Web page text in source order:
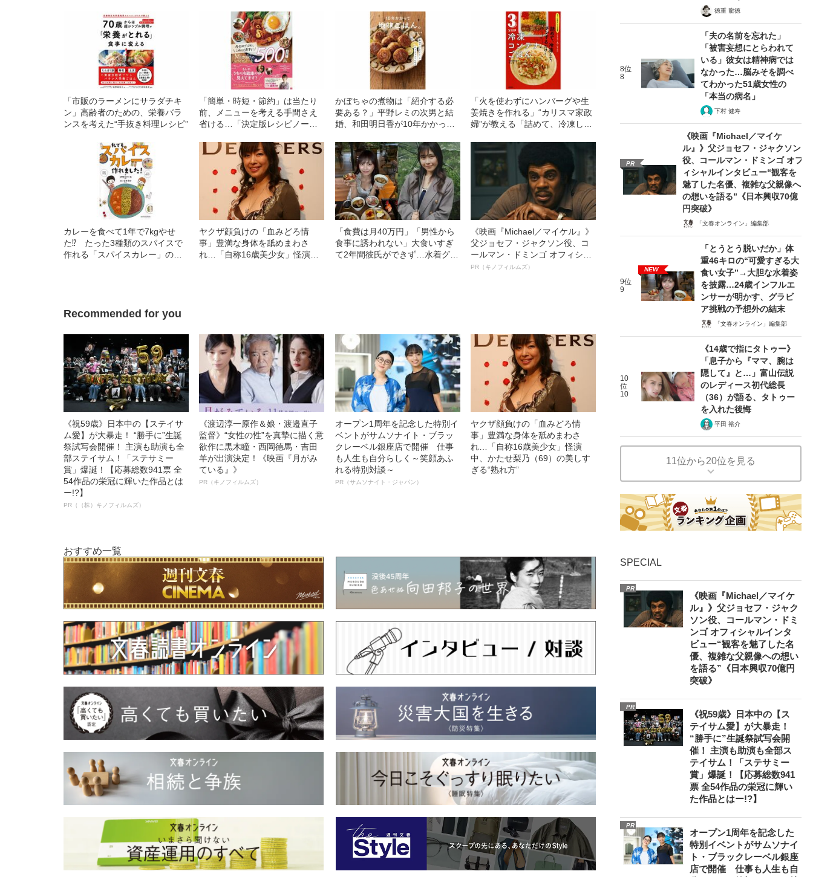
「市販のラーメンにサラダチキ
ン」高齢者のための、栄養バラ
ンスを考えた“手抜き料理レシピ”
「簡単・時短・節約」は当たり
前、メニューを考える手間さえ
省ける…「決定版レシピノー
かぼちゃの煮物は「紹介する必
要ある？」平野レミの次男と結
婚、和田明日香が10年かかって
「火を使わずにハンバーグや生
姜焼きを作れる」“カリスマ家政
婦”が教える「詰めて、冷凍し
カレーを食べて1年で7kgやせ
た⁉︎ たった3種類のスパイスで
作れる「スパイスカレー」のす
ヤクザ顔負けの「血みどろ情
事」豊満な身体を舐めまわさ
れ…「自称16歳美少女」怪演
「食費は月40万円」「男性から
食事に誘われない」大食いすぎ
て2年間彼氏ができず…水着グラ
《映画『Michael／マイケル』》
父ジョセフ・ジャクソン役、コ
ールマン・ドミンゴ オフィシャ
ルインタビュー“観客を魅了した
PR（キノフィルムズ）
Recommended for you
《祝59歳》日本中の【ステイサ
ム愛】が大暴走！ “勝手に”生誕
祭試写会開催！ 主演も助演も全
部ステイサム！「ステサミー
賞」爆誕！【応募総数941票 全
54作品の栄冠に輝いた作品とは
ー!?】
PR（（株）キノフィルムズ）
《渡辺淳一原作＆娘・渡邉直子
監督》“女性の性”を真摯に描く意
欲作に黒木瞳・西岡德馬・吉田
羊が出演決定！《映画『月がみ
ている』》
PR（キノフィルムズ）
オープン1周年を記念した特別イ
ベントがサムソナイト・ブラッ
クレーベル銀座店で開催 仕事
も人生も自分らしく～笑顔あふ
れる特別対談～
PR（サムソナイト・ジャパン）
ヤクザ顔負けの「血みどろ情
事」豊満な身体を舐めまわさ
れ…「自称16歳美少女」怪演
中、かたせ梨乃（69）の美しす
ぎる“熟れ方”
おすすめ一覧
徳重 龍徳
8位
8
「夫の名前を忘れた」
「被害妄想にとらわれて
いる」彼女は精神病では
なかった…脳みそを調べ
てわかった51歳女性の
「本当の病名」
下村 健寿
PR
《映画『Michael／マイケ
ル』》父ジョセフ・ジャクソン
役、コールマン・ドミンゴ オフ
ィシャルインタビュー“観客を
魅了した名優、複雑な父親像へ
の想いを語る”《日本興収70億
円突破》
「文春オンライン」編集部
9位
9
NEW
「とうとう脱いだか」体
重46キロの“可愛すぎる大
食い女子”→大胆な水着姿
を披露…24歳インフルエ
ンサーが明かす、グラビ
ア挑戦の予想外の結末
「文春オンライン」編集部
10
位
10
《14歳で指にタトゥー》
「息子から『ママ、腕は
隠して』と…」富山伝説
のレディース初代総長
（36）が語る、タトゥー
を入れた後悔
平田 裕介
11位から20位を見る
SPECIAL
PR
《映画『Michael／マイケ
ル』》父ジョセフ・ジャク
ソン役、コールマン・ドミ
ンゴ オフィシャルインタ
ビュー“観客を魅了した名
優、複雑な父親像への想い
を語る”《日本興収70億円
突破》
PR
《祝59歳》日本中の【ス
テイサム愛】が大暴走！
“勝手に”生誕祭試写会開
催！ 主演も助演も全部ス
テイサム！「ステサミー
賞」爆誕！【応募総数941
票 全54作品の栄冠に輝い
た作品とはー!?】
PR
オープン1周年を記念した
特別イベントがサムソナイ
ト・ブラックレーベル銀座
店で開催 仕事も人生も自